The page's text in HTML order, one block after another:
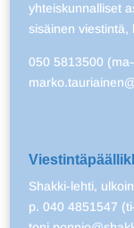
yhteiskunnalliset
sisäinen viestintä,
050 5813500
Shakki-lehti,
p. 040 4851547